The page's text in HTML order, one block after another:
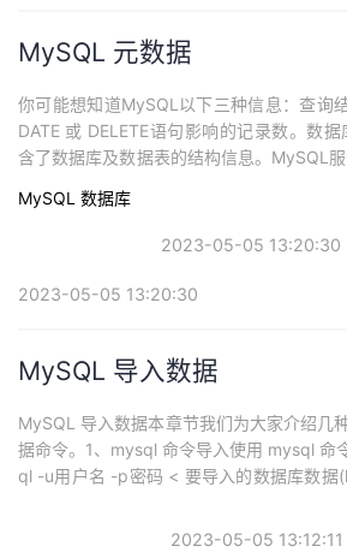
MySQL 元数据
你可能想知道MySQL以下三种信息：查询
DATE 或 DELETE语句影响的记录数。数
含了数据库及数据表的结构信息。MySQL
可以很容易的获取以上服务器信息。 但如
语言，你就需要调用特定的接口函数来
MySQL 数据库
2023-05-05 13:20:30
2023-05-05 13:20:30
MySQL 导入数据
MySQL 导入数据本章节我们为大家介绍几
据命令。1、mysql 命令导入使用 mysql 命
ql -u用户名 -p密码 < 要导入的数据库数
库 kxdang.sql 导入。2、source 命令导...
2023-05-05 13:12:11